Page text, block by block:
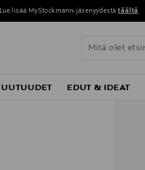
Lue lisää MyStockmann-jäsenyydestä täältä
UUTUUDET EDUT & IDEAT